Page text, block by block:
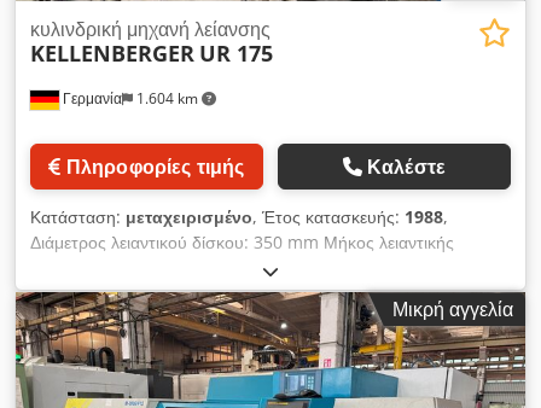
Γερμανία 1.604 km
κυλινδρική μηχανή λείανσης
KELLENBERGER UR 175
Πληροφορίες τιμής Καλέστε
Κατάσταση: μεταχειρισμένο, Έτος κατασκευής: 1988,
Διάμετρος λειαντικού δίσκου: 350 mm Μήκος λειαντικής
διαδρομής: 1000 mm Dsdpfxszmy Thj Aciskr Ύψος κέντρου:
175 mm Σύστημα ελέγχου: Kelco Βάρος μηχανήματος:
περίπου 4 τόνοι Μηχανή κυκλικής λείανσης CNC Kellenberger
UR 175 x 1000 Έτος κατασκευής: 1988 Σύστημα ελέγχου:
Kelco Απόσταση μεταξύ κέντρων: 1000 mm + διάφορα
εξαρτήματα συγκράτησης και εργαλεία
Μικρή αγγελία